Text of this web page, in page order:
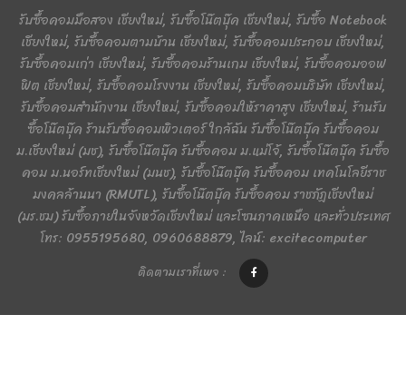
รับซื้อคอมมือสอง เชียงใหม่, รับซื้อโน๊ตบุ๊ค เชียงใหม่, รับซื้อ Notebook
เชียงใหม่, รับซื้อคอมตามบ้าน เชียงใหม่, รับซื้อคอมประกอบ เชียงใหม่,
รับซื้อคอมเก่า เชียงใหม่, รับซื้อคอมร้านเกม เชียงใหม่, รับซื้อคอมออฟ
ฟิต เชียงใหม่, รับซื้อคอมโรงงาน เชียงใหม่, รับซื้อคอมบริษัท เชียงใหม่,
รับซื้อคอมสำนักงาน เชียงใหม่, รับซื้อคอมให้ราคาสูง เชียงใหม่, ร้านรับ
ซื้อโน๊ตบุ๊ค ร้านรับซื้อคอมพิวเตอร์ ใกล้ฉัน รับซื้อโน๊ตบุ๊ค รับซื้อคอม
ม.เชียงใหม่ (มช), รับซื้อโน๊ตบุ๊ค รับซื้อคอม ม.แม่โจ้, รับซื้อโน๊ตบุ๊ค รับซื้อ
คอม ม.นอร์ทเชียงใหม่ (มนช), รับซื้อโน๊ตบุ๊ค รับซื้อคอม เทคโนโลยีราช
มงคลล้านนา (RMUTL), รับซื้อโน๊ตบุ๊ค รับซื้อคอม ราชภัฏเชียงใหม่
(มร.ชม) รับซื้อภายในจังหวัดเชียงใหม่ และโซนภาคเหนือ และทั่วประเทศ
โทร: 0955195680, 0960688879, ไลน์: excitecomputer
ติดตามเราที่เพจ :